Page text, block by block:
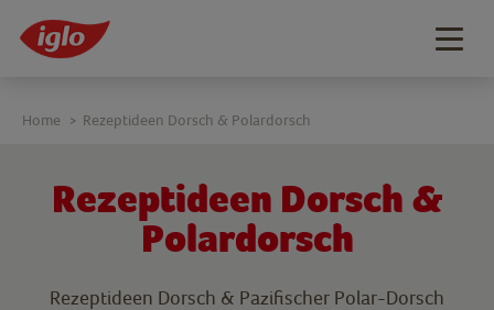
Rezeptideen Dorsch &
Polardorsch
Rezeptideen Dorsch & Pazifischer Polar-Dorsch
Home > Rezeptideen Dorsch & Polardorsch